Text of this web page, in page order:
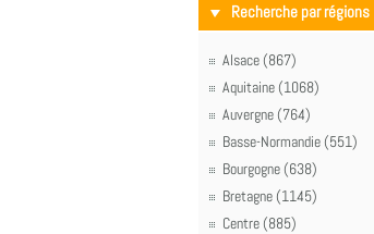
Recherche par régions
Alsace (867)
Aquitaine (1068)
Auvergne (764)
Basse-Normandie (551)
Bourgogne (638)
Bretagne (1145)
Centre (885)